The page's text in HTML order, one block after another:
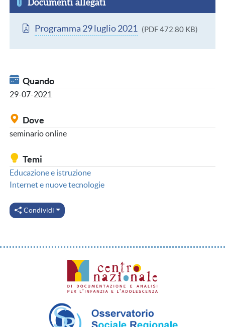
Documenti allegati
Documento
Programma 29 luglio 2021 (PDF 472.80 KB)
Quando
29-07-2021
Dove
seminario online
Temi
Educazione e istruzione
Internet e nuove tecnologie
Condividi